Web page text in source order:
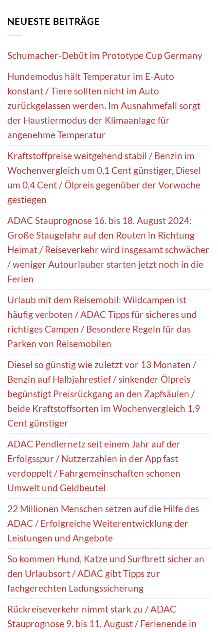
NEUESTE BEITRÄGE
Schumacher-Debüt im Prototype Cup Germany
Hundemodus hält Temperatur im E-Auto
konstant / Tiere sollten nicht im Auto
zurückgelassen werden. Im Ausnahmefall sorgt
der Haustiermodus der Klimaanlage für
angenehme Temperatur
Kraftstoffpreise weitgehend stabil / Benzin im
Wochenvergleich um 0,1 Cent günstiger, Diesel
um 0,4 Cent / Ölpreis gegenüber der Vorwoche
gestiegen
ADAC Stauprognose 16. bis 18. August 2024:
Große Staugefahr auf den Routen in Richtung
Heimat / Reiseverkehr wird insgesamt schwächer
/ weniger Autourlauber starten jetzt noch in die
Ferien
Urlaub mit dem Reisemobil: Wildcampen ist
häufig verboten / ADAC Tipps für sicheres und
richtiges Campen / Besondere Regeln für das
Parken von Reisemobilen
Diesel so günstig wie zuletzt vor 13 Monaten /
Benzin auf Halbjahrestief / sinkender Ölpreis
begünstigt Preisrückgang an den Zapfsäulen /
beide Kraftstoffsorten im Wochenvergleich 1,9
Cent günstiger
ADAC Pendlernetz seit einem Jahr auf der
Erfolgsspur / Nutzerzahlen in der App fast
verdoppelt / Fahrgemeinschaften schonen
Umwelt und Geldbeutel
22 Millionen Menschen setzen auf die Hilfe des
ADAC / Erfolgreiche Weiterentwicklung der
Leistungen und Angebote
So kommen Hund, Katze und Surfbrett sicher an
den Urlaubsort / ADAC gibt Tipps zur
fachgerechten Ladungssicherung
Rückreiseverkehr nimmt stark zu / ADAC
Stauprognose 9. bis 11. August / Ferienende in